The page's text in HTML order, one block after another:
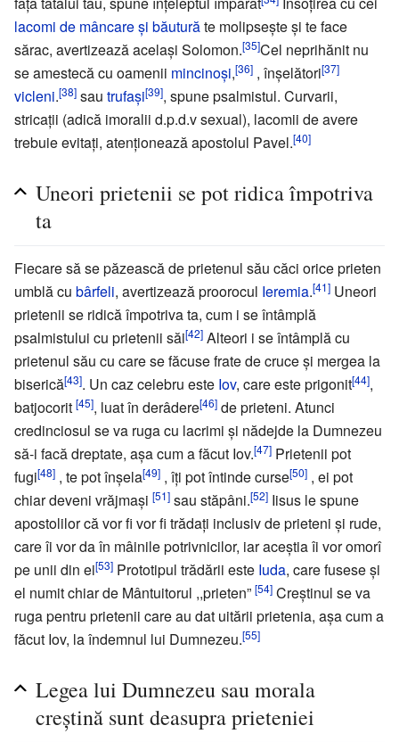
lacomi de mâncare şi băuturăte molipseşte şi te face
sărac, avertizează acelaşi Solomon.[35]Cel neprihănit nu
se amestecă cu oamenii mincinoşi,[36] , înşelători[37]
vicleni.[38] sau trufaşi[39], spune psalmistul. Curvarii,
stricaţii (adică imoralii d.p.d.v sexual), lacomii de avere
trebuie evitaţi, atenţionează apostolul Pavel.[40]
Uneori prietenii se pot ridica împotriva
ta
Fiecare să se păzească de prietenul său căci orice prieten
umblă cu bârfeli, avertizează proorocul Ieremia.[41] Uneori
prietenii se ridică împotriva ta, cum i se întâmplă
psalmistului cu prietenii săi[42] Alteori i se întâmplă cu
prietenul său cu care se făcuse frate de cruce şi mergea la
biserică[43]. Un caz celebru este Iov, care este prigonit[44],
batjocorit [45], luat în derâdere[46] de prieteni. Atunci
credinciosul se va ruga cu lacrimi şi nădejde la Dumnezeu
să-i facă dreptate, aşa cum a făcut Iov.[47] Prietenii pot
fugi[48] , te pot înşela[49] , îţi pot întinde curse[50] , ei pot
chiar deveni vrăjmaşi [51] sau stăpâni.[52] Iisus le spune
apostolilor că vor fi vor fi trădaţi inclusiv de prieteni şi rude,
care îi vor da în mâinile potrivnicilor, iar aceştia îi vor omorî
pe unii din ei[53] Prototipul trădării este Iuda, care fusese şi
el numit chiar de Mântuitorul ,,prieten” [54] Creştinul se va
ruga pentru prietenii care au dat uitării prietenia, aşa cum a
făcut Iov, la îndemnul lui Dumnezeu.[55]
Legea lui Dumnezeu sau morala
creştină sunt deasupra prieteniei